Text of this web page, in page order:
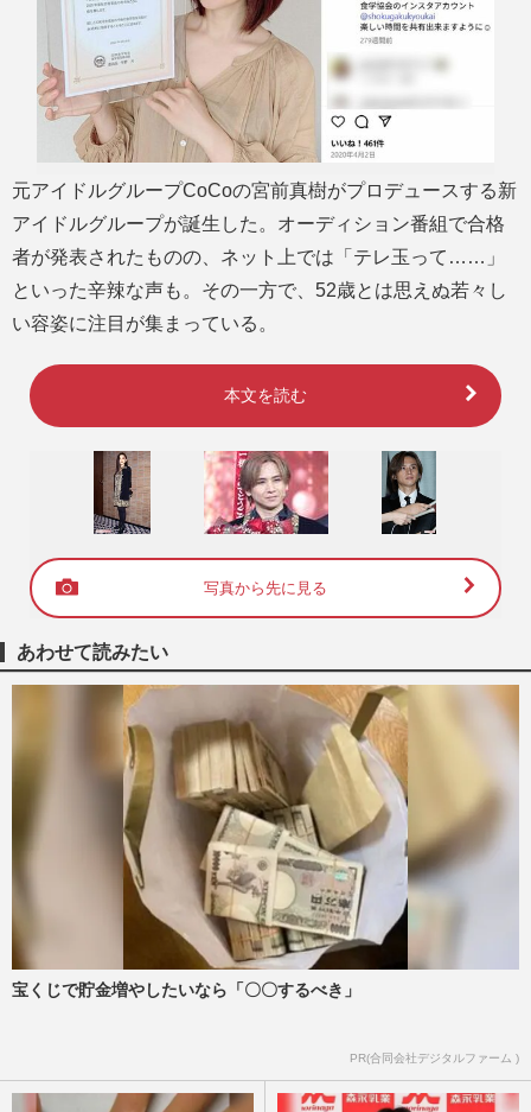
元アイドルグループCoCoの宮前真樹がプロデュースする新
アイドルグループが誕生した。オーディション番組で合格
者が発表されたものの、ネット上では「テレ玉って……」
といった辛辣な声も。その一方で、52歳とは思えぬ若々し
い容姿に注目が集まっている。
本文を読む
写真から先に見る
あわせて読みたい
宝くじで貯金増やしたいなら「〇〇するべき」
PR(合同会社デジタルファーム )